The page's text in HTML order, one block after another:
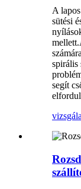
A
sütési
spirális
segít